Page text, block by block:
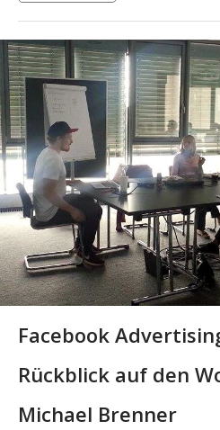
Facebook
Rückblick auf den
Michael Brenner